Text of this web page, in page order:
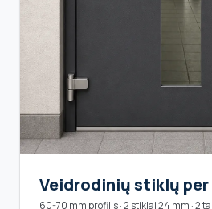
Veidrodinių stiklų
60-70 mm profilis · 2 stiklai 24 mm · 2